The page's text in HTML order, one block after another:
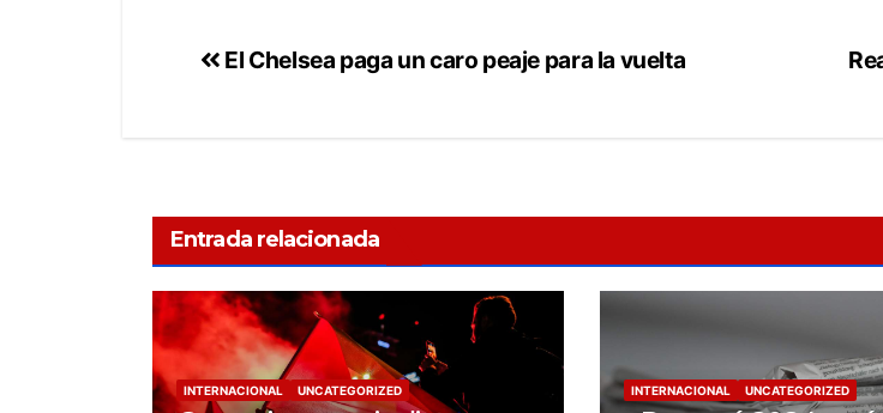
El Chelsea paga un caro peaje para la vuelta
Entrada relacionada
INTERNACIONAL UNCATEGORIZED INTERNACIONAL UNCATEGORIZED